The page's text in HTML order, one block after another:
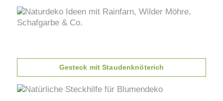
Gesteck mit Staudenknöterich